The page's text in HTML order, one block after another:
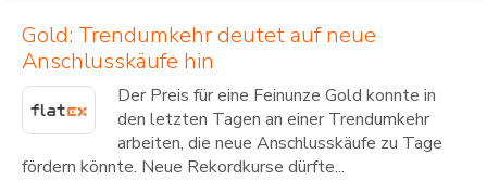
Gold: Trendumkehr deutet auf neue
Anschlusskäufe hin
Der Preis für eine Feinunze Gold konnte in
den letzten Tagen an einer Trendumkehr
arbeiten, die neue Anschlusskäufe zu Tage
fördern könnte. Neue Rekordkurse dürfte...